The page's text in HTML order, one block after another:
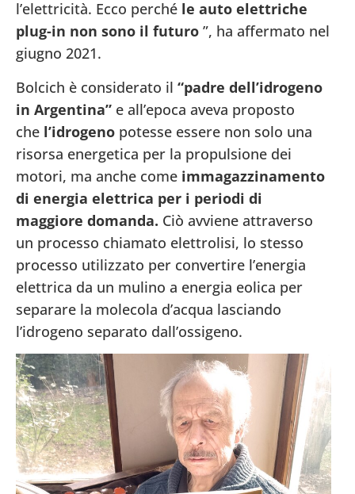
l’elettricità. Ecco perché le auto elettriche
plug-in non sono il futuro ”, ha affermato nel
giugno 2021.
Bolcich è considerato il “padre dell’idrogeno
in Argentina” e all’epoca aveva proposto
che l’idrogeno potesse essere non solo una
risorsa energetica per la propulsione dei
motori, ma anche come immagazzinamento
di energia elettrica per i periodi di
maggiore domanda. Ciò avviene attraverso
un processo chiamato elettrolisi, lo stesso
processo utilizzato per convertire l’energia
elettrica da un mulino a energia eolica per
separare la molecola d’acqua lasciando
l’idrogeno separato dall’ossigeno.